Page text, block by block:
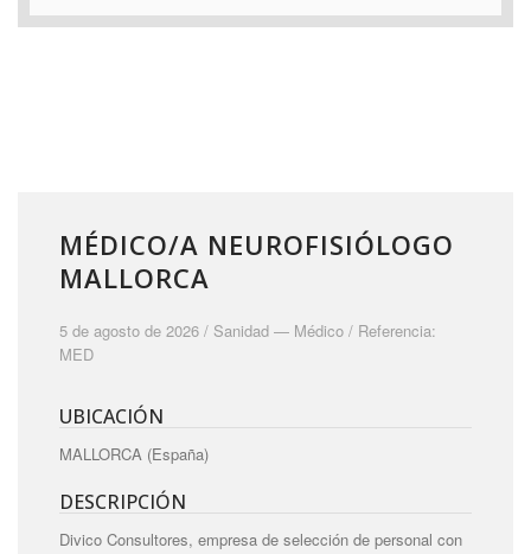
MÉDICO/A NEUROFISIÓLOGO
MALLORCA
5 de agosto de 2026 / Sanidad — Médico / Referencia:
MED
UBICACIÓN
MALLORCA (España)
DESCRIPCIÓN
Divico Consultores, empresa de selección de personal con